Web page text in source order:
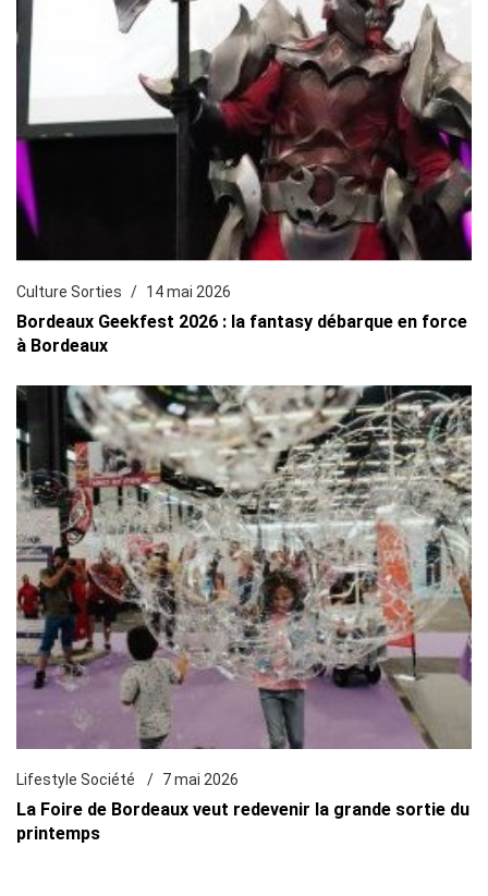
Culture Sorties 14 mai 2026
Bordeaux Geekfest 2026 : la fantasy débarque en force
à Bordeaux
Lifestyle Société 7 mai 2026
La Foire de Bordeaux veut redevenir la grande sortie du
printemps